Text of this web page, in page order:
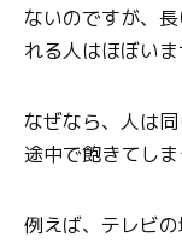
ないのですが、
れる人はほぼいま
なぜなら、人は
途中で飽きてしま
例えば、テレビ